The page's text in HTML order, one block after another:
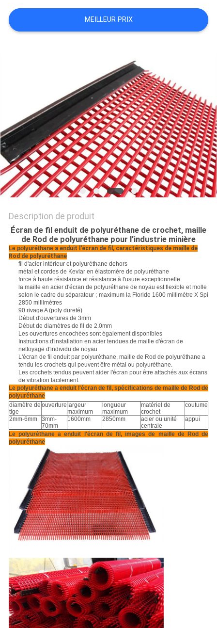
LES
PRIVACY
POLICY
MEILLEUR PRIX
Description de produit
Écran de fil enduit de polyuréthane de crochet, maille
de Rod de polyuréthane pour l'industrie minière
Le polyuréthanea enduit l'écran de fil, caractéristiques de maille de
Rod de polyuréthane
fil d'acier intérieur et polyuréthane dehors
métal et cordes de Kevlar en élastomère de polyuréthane
force à haute résistance et résistance à l'usure exceptionnelle
la maille en acier d'écran de polyuréthane de noyau est flexible et molle
selon le cadre du séparateur ; maximum la Floride 1600 millimètre X Spi
2850 millimètres
90 rivage A (poly dureté)
Début d'ouvertures de 3mm
Début de diamètres de fil de 2.0mm
Les ouvertures encochées sont également disponibles
Instructions d'installation en acier tendues de maille d'écran de
nettoyage d'individu de noyau
L'écran de fil enduit par polyuréthane, maille de Rod de polyuréthane a
tendu les crochets qui peuvent être métal ou polyuréthane.
Les crochets tendus peuvent aider l'écran pour être attachés aux écrans
de vibration facilement.
Le polyuréthane a enduit l'écran de fil, spécifications de maille de Rod de
polyuréthane
diamètre de
tige
ouverture largeur
maximum
longueur
maximum
matériel de
crochet
coutume
2mm-6mm
3mm-
70mm
1600mm 2850mm
acier ou unité
centrale
appui
Le polyuréthane a enduit l'écran de fil, images de maille de Rod de
polyuréthane